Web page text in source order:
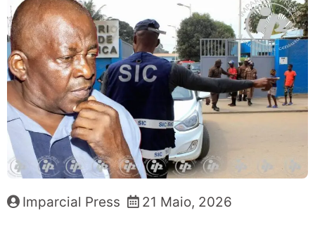
Imparcial Press 21 Maio, 2026